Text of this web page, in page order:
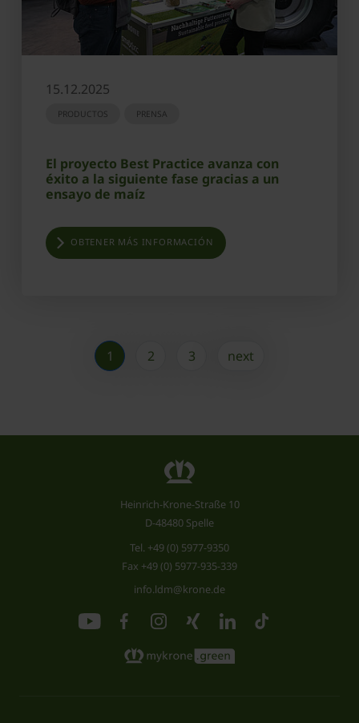
15.12.2025
PRODUCTOS PRENSA
El proyecto Best Practice avanza con
éxito a la siguiente fase gracias a un
ensayo de maíz
OBTENER MÁS INFORMACIÓN
1 2 3 next
Heinrich-Krone-Straße 10
D-48480 Spelle
Tel. +49 (0) 5977-9350
Fax +49 (0) 5977-935-339
info.ldm@krone.de